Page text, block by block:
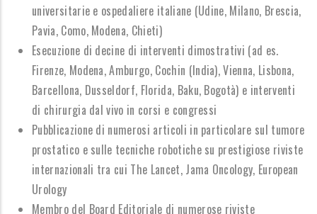
universitarie e ospedaliere italiane (Udine, Milano, Brescia,
Pavia, Como, Modena, Chieti)
Esecuzione di decine di interventi dimostrativi (ad es.
Firenze, Modena, Amburgo, Cochin (India), Vienna, Lisbona,
Barcellona, Dusseldorf, Florida, Baku, Bogotà) e interventi
di chirurgia dal vivo in corsi e congressi
Pubblicazione di numerosi articoli in particolare sul tumore
prostatico e sulle tecniche robotiche su prestigiose riviste
internazionali tra cui The Lancet, Jama Oncology, European
Urology
Membro del Board Editoriale di numerose riviste